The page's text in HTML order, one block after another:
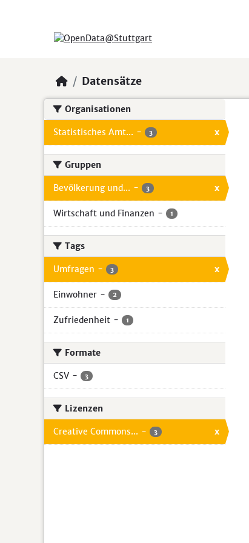
Datensätze
Organisationen
Statistisches Amt... - 3 x
Gruppen
Bevölkerung und... - 3 x
Wirtschaft und Finanzen - 1
Tags
Umfragen - 3 x
Einwohner - 2
Zufriedenheit - 1
Formate
CSV - 3
Lizenzen
Creative Commons... - 3 x